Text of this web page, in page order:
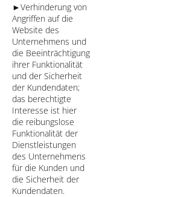
►Verhinderung von
Angriffen auf die
Website des
Unternehmens und
die Beeinträchtigung
ihrer Funktionalität
und der Sicherheit
der Kundendaten;
das berechtigte
Interesse ist hier
die reibungslose
Funktionalität der
Dienstleistungen
des Unternehmens
für die Kunden und
die Sicherheit der
Kundendaten.